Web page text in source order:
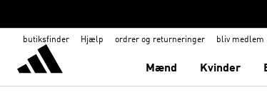
butiksfinder Hjælp ordrer og returneringer bliv medlem
Mænd Kvinder